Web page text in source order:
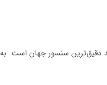
دقیق‌ترین سنسور جهان است.